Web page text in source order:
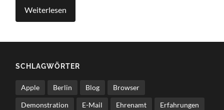
Wei­ter­le­sen
SCHLAG­WÖR­TER
Apple Berlin Blog Browser
Demonstration E-Mail Ehrenamt Erfahrungen